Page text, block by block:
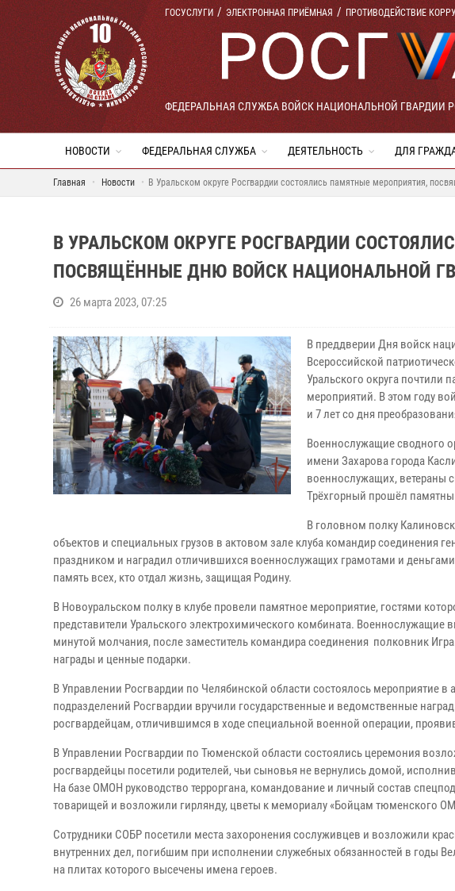
ГОСУСЛУГИ ЭЛЕКТРОННАЯ ПРИЁМНАЯ ПРОТИВОДЕЙСТВИЕ
ФЕДЕРАЛЬНАЯ СЛУЖБА ВОЙСК НАЦИОНАЛЬНОЙ ГВАРДИИ
НОВОСТИ ФЕДЕРАЛЬНАЯ СЛУЖБА ДЕЯТЕЛЬНОСТЬ ДЛЯ
Главная Новости В Уральском округе Росгвардии состоялись памятные мероприятия,
В УРАЛЬСКОМ ОКРУГЕ РОСГВАРДИИ
ПОСВЯЩЁННЫЕ ДНЮ ВОЙСК НАЦИОНАЛЬНОЙ
26 марта 2023, 07:25
В преддверии Дня войск
Всероссийской
Уральского округа почтили
мероприятий. В этом году
и 7 лет со дня
Военнослужащие сводного
имени Захарова города
военнослужащих, ветераны
Трёхгорный прошёл
В головном полку
объектов и специальных грузов в актовом зале клуба командир соединения
праздником и наградил отличившихся военнослужащих грамотами и
память всех, кто отдал жизнь, защищая Родину.
В Новоуральском полку в клубе провели памятное мероприятие, гостями
представители Уральского электрохимического комбината. Военнослужащие
минутой молчания, после заместитель командира соединения полковник
награды и ценные подарки.
В Управлении Росгвардии по Челябинской области состоялось мероприятие
подразделений Росгвардии вручили государственные и ведомственные
росгвардейцам, отличившимся в ходе специальной военной операции,
В Управлении Росгвардии по Тюменской области состоялись церемония
росгвардейцы посетили родителей, чьи сыновья не вернулись домой,
На базе ОМОН руководство терроргана, командование и личный состав
товарищей и возложили гирлянду, цветы к мемориалу «Бойцам тюменского
Сотрудники СОБР посетили места захоронения сослуживцев и возложили
внутренних дел, погибшим при исполнении служебных обязанностей в годы
на плитах которого высечены имена героев.